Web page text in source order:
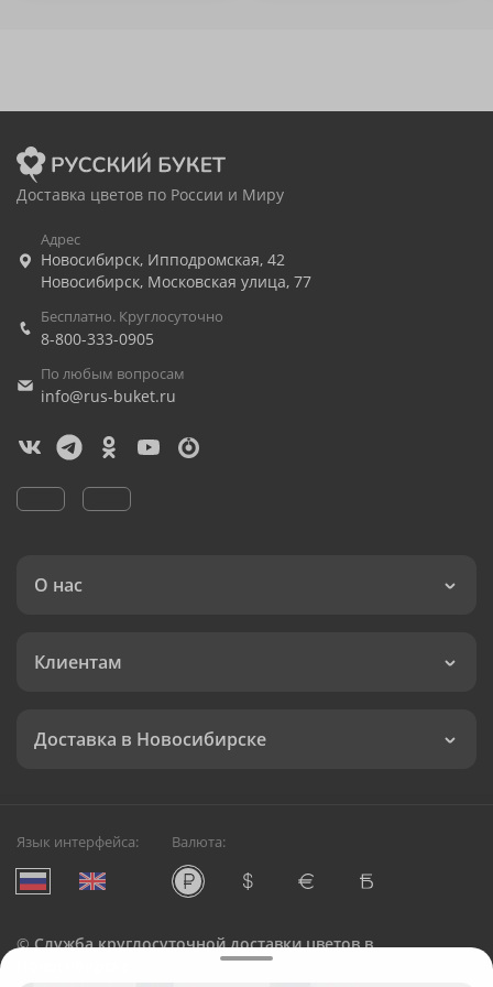
Доставка цветов по России и Миру
Адрес
Новосибирск, Ипподромская, 42
Новосибирск, Московская улица, 77
Бесплатно. Круглосуточно
8-800-333-0905
По любым вопросам
info@rus-buket.ru
О нас
Клиентам
Доставка в Новосибирске
Язык интерфейса: Валюта:
©Служба круглосуточной доставки цветов в